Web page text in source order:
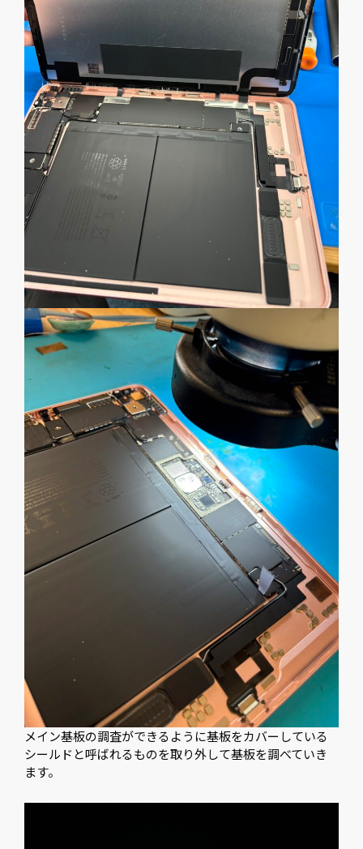
メイン基板の調査ができるように基板をカバーしている
シールドと呼ばれるものを取り外して基板を調べていき
ます。